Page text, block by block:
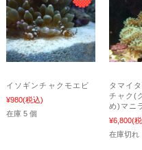
イソギンチャクモエビ
¥980(税込)
在庫 5 個
タマイ
チャク(
め)マニ
¥6,800(
在庫切れ